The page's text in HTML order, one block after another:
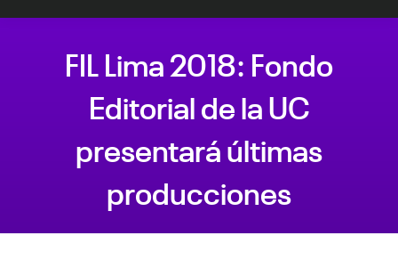
FIL Lima 2018: Fondo
Editorial de la UC
presentará últimas
producciones